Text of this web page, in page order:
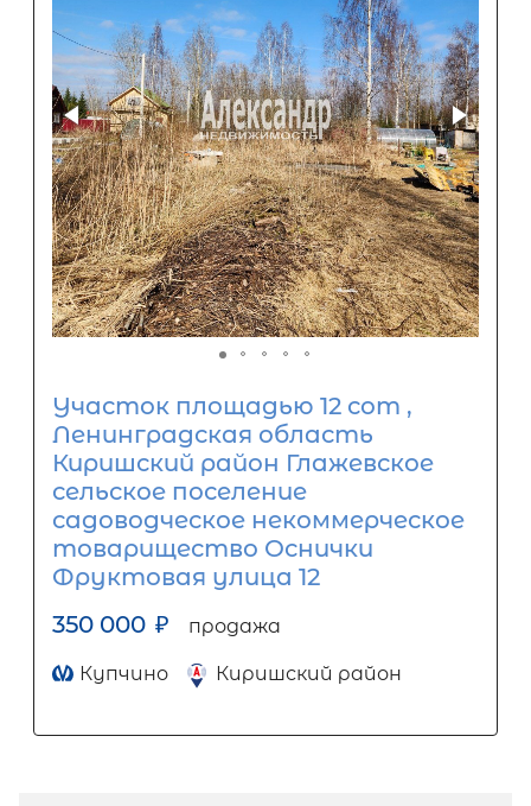
Участок площадью 12 сот ,
Ленинградская область
Киришский район Глажевское
сельское поселение
садоводческое некоммерческое
товарищество Оснички
Фруктовая улица 12
350 000 ₽ продажа
Купчино Киришский район